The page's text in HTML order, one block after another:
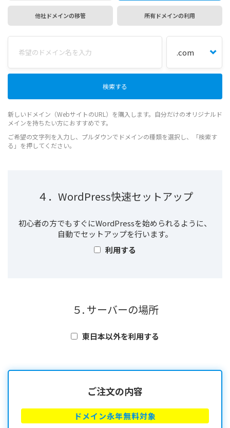
他社ドメインの移管 所有ドメインの利用
新しいドメイン（WebサイトのURL）を購入します。自分だけのオリジナルド
メインを持ちたい方におすすめです。
ご希望の文字列を入力し、プルダウンでドメインの種類を選択し、「検索す
る」を押してください。
４．WordPress快速セットアップ
初心者の方でもすぐにWordPressを始められるように、
自動でセットアップを行います。
利用する
５. サーバーの場所
東日本以外を利用する
ご注文の内容
ドメイン永年無料対象